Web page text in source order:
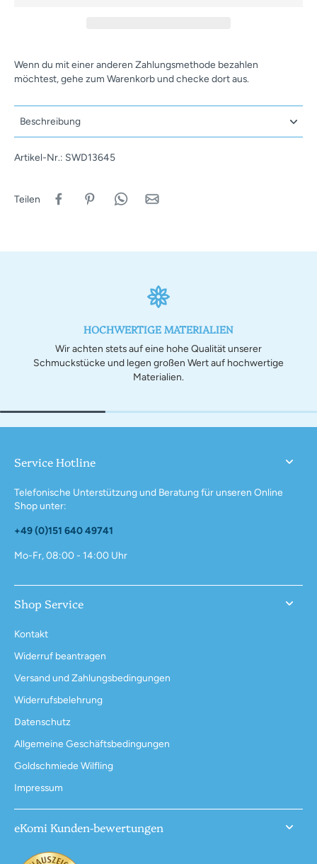
Wenn du mit einer anderen Zahlungsmethode bezahlen
möchtest, gehe zum Warenkorb und checke dort aus.
Beschreibung
Artikel-Nr.: SWD13645
Teilen
HOCHWERTIGE MATERIALIEN
Wir achten stets auf eine hohe Qualität unserer
Schmuckstücke und legen großen Wert auf hochwertige
Materialien.
Service Hotline
Telefonische Unterstützung und Beratung für unseren Online
Shop unter:
+49 (0)151 640 49741
Mo-Fr, 08:00 - 14:00 Uhr
Shop Service
Kontakt
Widerruf beantragen
Versand und Zahlungsbedingungen
Widerrufsbelehrung
Datenschutz
Allgemeine Geschäftsbedingungen
Goldschmiede Wilfling
Impressum
eKomi Kunden-bewertungen